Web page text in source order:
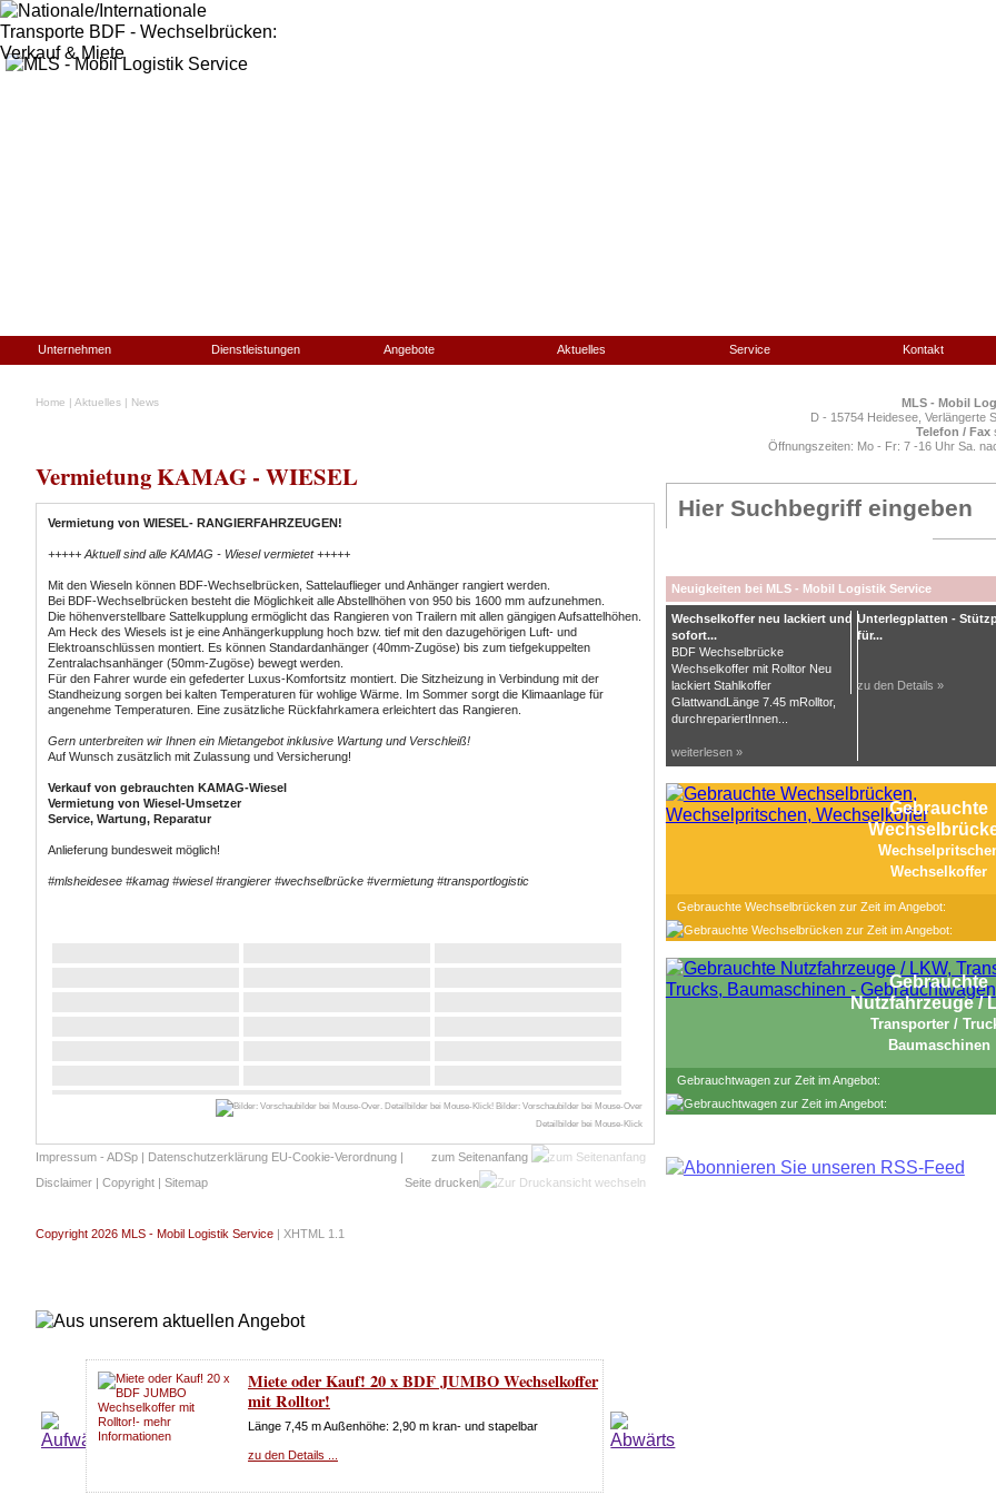
Unternehmen Dienstleistungen Angebote Aktuelles Service Kontakt
Home | Aktuelles | News
Vermietung KAMAG - WIESEL
Vermietung von WIESEL- RANGIERFAHRZEUGEN!
+++++ Aktuell sind alle KAMAG - Wiesel vermietet +++++
Mit den Wieseln können BDF-Wechselbrücken, Sattelauflieger und Anhänger rangiert werden.
Bei BDF-Wechselbrücken besteht die Möglichkeit alle Abstellhöhen von 950 bis 1600 mm aufzunehmen.
Die höhenverstellbare Sattelkupplung ermöglicht das Rangieren von Trailern mit allen gängigen Aufsattelhöhen.
Am Heck des Wiesels ist je eine Anhängerkupplung hoch bzw. tief mit den dazugehörigen Luft- und
Elektroanschlüssen montiert. Es können Standardanhänger (40mm-Zugöse) bis zum tiefgekuppelten
Zentralachsanhänger (50mm-Zugöse) bewegt werden.
Für den Fahrer wurde ein gefederter Luxus-Komfortsitz montiert. Die Sitzheizung in Verbindung mit der
Standheizung sorgen bei kalten Temperaturen für wohlige Wärme. Im Sommer sorgt die Klimaanlage für
angenehme Temperaturen. Eine zusätzliche Rückfahrkamera erleichtert das Rangieren.
Gern unterbreiten wir Ihnen ein Mietangebot inklusive Wartung und Verschleiß!
Auf Wunsch zusätzlich mit Zulassung und Versicherung!
Verkauf von gebrauchten KAMAG-Wiesel
Vermietung von Wiesel-Umsetzer
Service, Wartung, Reparatur
Anlieferung bundesweit möglich!
#mlsheidesee #kamag #wiesel #rangierer #wechselbrücke #vermietung #transportlogistic
Bilder: Vorschaubilder bei Mouse-Over
Detailbilder bei Mouse-Klick
zum Seitenanfang
Seite drucken
Impressum - ADSp | Datenschutzerklärung EU-Cookie-Verordnung |
Disclaimer | Copyright | Sitemap
Copyright 2026 MLS - Mobil Logistik Service | XHTML 1.1
Miete oder Kauf! 20 x BDF JUMBO Wechselkoffer
mit Rolltor!
Länge 7,45 m Außenhöhe: 2,90 m kran- und stapelbar
zu den Details ...
MLS - Mobil L
D - 15754 Heidesee, Verlängerte
Telefon / Fax
Öffnungszeiten: Mo - Fr: 7 -16 Uhr Sa.
Neuigkeiten bei MLS - Mobil Logistik Service
Wechselkoffer neu lackiert und
sofort...
BDF Wechselbrücke
Wechselkoffer mit Rolltor Neu
lackiert Stahlkoffer
GlattwandLänge 7.45 mRolltor,
durchrepariertInnen...
weiterlesen »
Unterlegplatten -
für...
zu den Details »
Gebrauchte
Wechselkoffer
Gebrauchte Wechselbrücken zur Zeit im Angebot:
Gebrauchte
Nutzfahrzeuge /
Transporter /
Baumaschinen
Gebrauchtwagen zur Zeit im Angebot: